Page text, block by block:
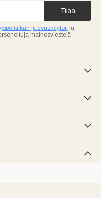
Tilaa
ja eväskäytön ja
mainosviestejä



